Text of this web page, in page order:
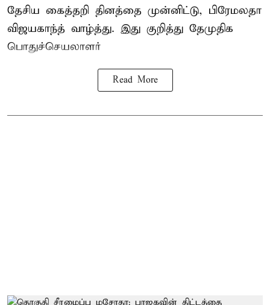
தேசிய கைத்தறி தினத்தை முன்னிட்டு, பிரேமலதா
விஜயகாந்த் வாழ்த்து. இது குறித்து தேமுதிக
பொதுச்செயலாளர்
Read More